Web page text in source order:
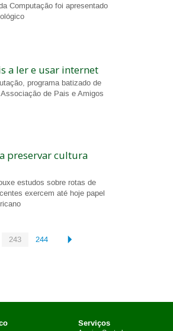
Computação foi apresentado
a ler e usar internet
programa batizado de
de Pais e Amigos
preservar cultura
estudos sobre rotas de
exercem até hoje papel
243 244
Serviços